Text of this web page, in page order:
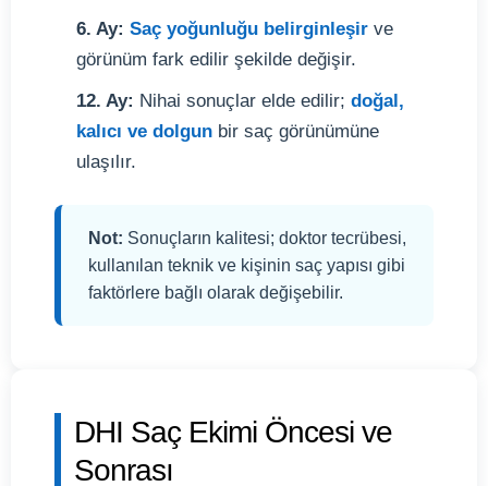
6. Ay: Saç yoğunluğu belirginleşir ve
görünüm fark edilir şekilde değişir.
12. Ay: Nihai sonuçlar elde edilir; doğal,
kalıcı ve dolgun bir saç görünümüne
ulaşılır.
Not: Sonuçların kalitesi; doktor tecrübesi,
kullanılan teknik ve kişinin saç yapısı gibi
faktörlere bağlı olarak değişebilir.
DHI Saç Ekimi Öncesi ve
Sonrası